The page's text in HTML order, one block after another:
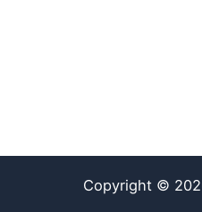
Copyright ©